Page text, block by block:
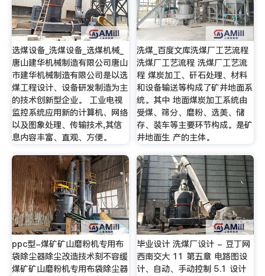
选煤设备_洗煤设备_选煤机械_
唐山建华机械制造有限公司唐山
市建华机械制造有限公司是以选
煤工程设计、设备研发制造为主
的技术创新型企业。 工业电视
监控系统应用新的计算机、网络
以及图象处理、传输技术,其信
息内容丰富、直观、方便。
洗煤_百度文库洗煤厂工艺流程
洗煤厂工艺流程 洗煤厂工艺流
程 煤炭加工、矸石处理、材料
和设备输送等构成了矿井地面系
统。其中 地面煤炭加工系统由
受煤、筛分、磨粉、选美、储
存、装车等主要环节构成。是矿
井地面生 产的主体。
ppc型-煤矿矿山磨粉机专用布
袋除尘器除尘改造技术刻不容缓
煤矿矿山磨粉机专用布袋除尘器
毕业设计 洗煤厂设计 - 豆丁网
西南交大 11 第五章 电路图设
计、自动、手动控制 5.1 设计